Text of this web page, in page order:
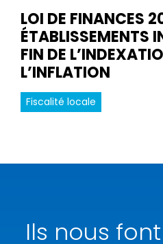
LOI DE FINANCES
ÉTABLISSEMENTS
FIN DE
L’INFLATION
Fiscalité locale
Ils nous